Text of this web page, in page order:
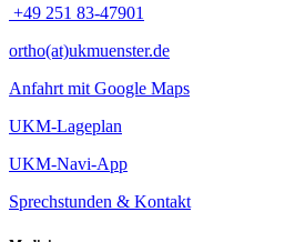
+49 251 83-47901
ortho(at)ukmuenster.de
Anfahrt mit Google Maps
UKM-Lageplan
UKM-Navi-App
Sprechstunden & Kontakt